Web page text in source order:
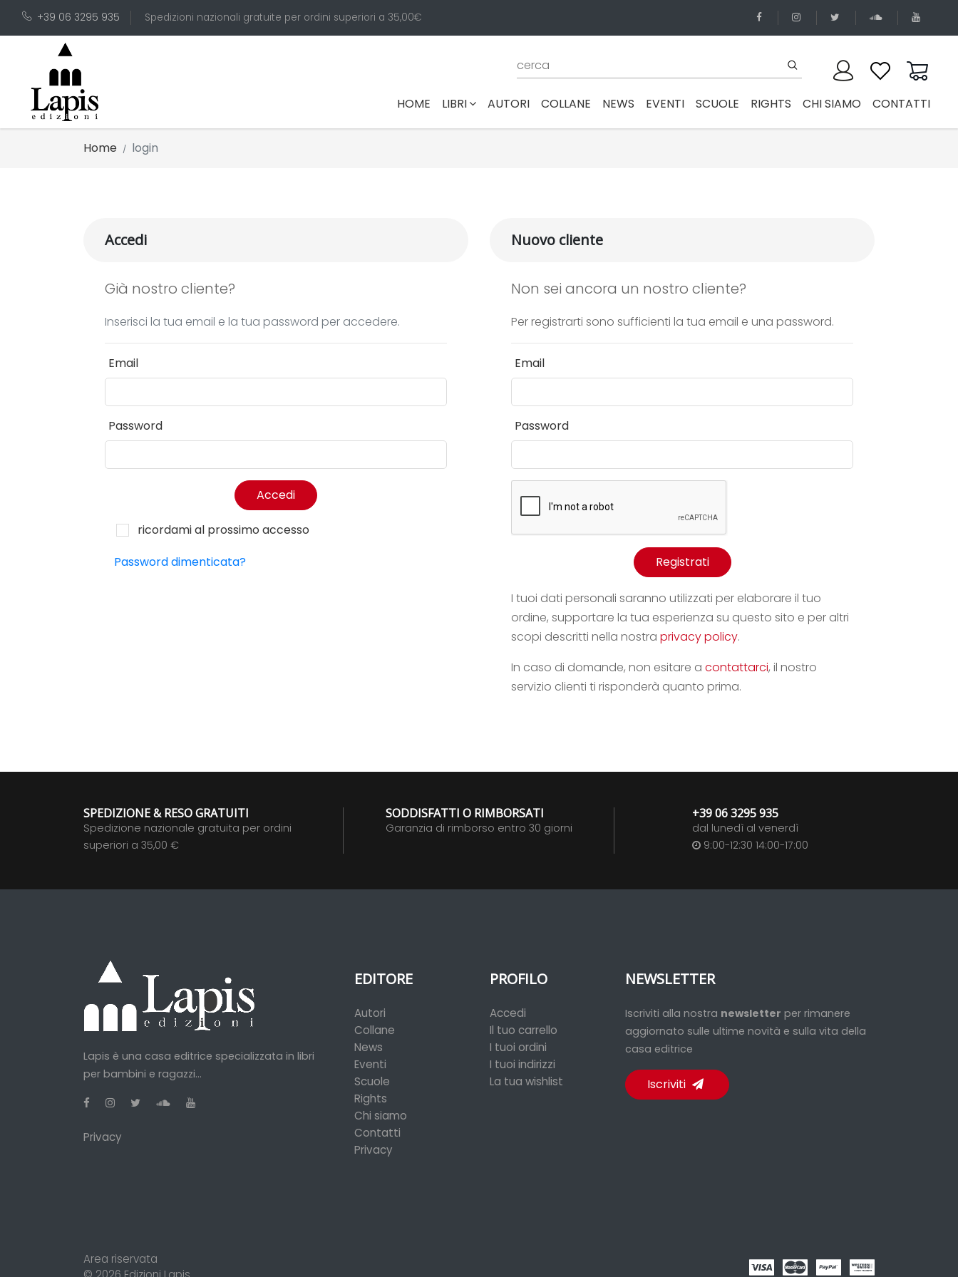
+39 06 3295 935 Spedizioni nazionali gratuite per ordini superiori a 35,00€
HOME (CURRENT)
LIBRI AUTORI COLLANE NEWS EVENTI SCUOLE RIGHTS CHI SIAMO CONTATTI
Home login
Accedi
Già nostro cliente?
Inserisci la tua email e la tua password per accedere.
Email
Password
Accedi
ricordami al prossimo accesso
Password dimenticata?
Nuovo cliente
Non sei ancora un nostro cliente?
Per registrarti sono sufficienti la tua email e una password.
Email
Password
Registrati
I tuoi dati personali saranno utilizzati per elaborare il tuo
ordine, supportare la tua esperienza su questo sito e per altri
scopi descritti nella nostra privacy policy.
In caso di domande, non esitare a contattarci, il nostro
servizio clienti ti risponderà quanto prima.
SPEDIZIONE & RESO GRATUITI
Spedizione nazionale gratuita per ordini
superiori a 35,00 €
SODDISFATTI O RIMBORSATI
Garanzia di rimborso entro 30 giorni
+39 06 3295 935
dal lunedì al venerdì
9:00-12:30 14:00-17:00
Lapis è una casa editrice specializzata in libri
per bambini e ragazzi...
Privacy
EDITORE
Autori
Collane
News
Eventi
Scuole
Rights
Chi siamo
Contatti
Privacy
PROFILO
Accedi
Il tuo carrello
I tuoi ordini
I tuoi indirizzi
La tua wishlist
NEWSLETTER
Iscriviti alla nostra newsletter per rimanere
aggiornato sulle ultime novità e sulla vita della
casa editrice
Iscriviti
Area riservata